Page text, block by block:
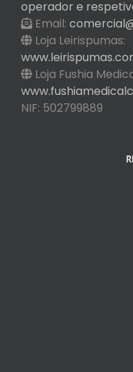
operador e
Email:
Loja Leirispumas:
Loja Fushia
NIF: 502799889